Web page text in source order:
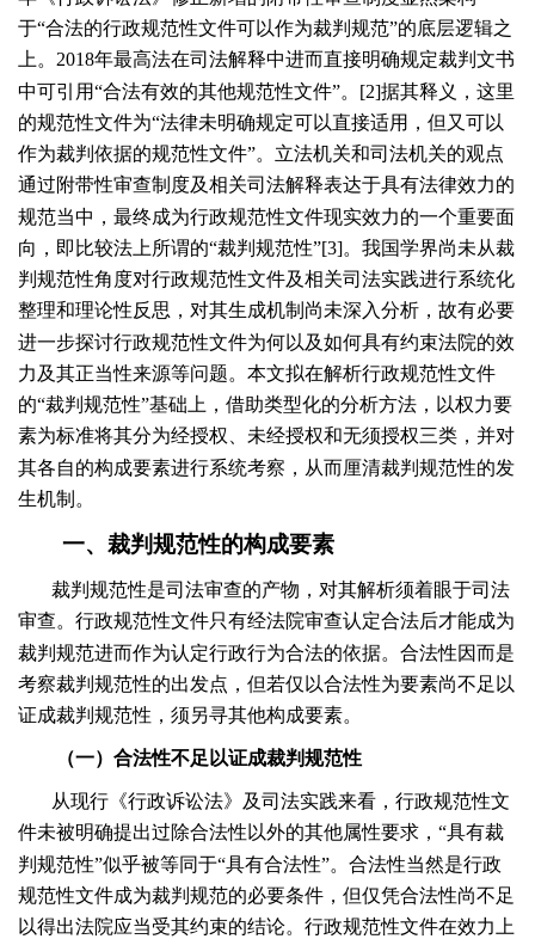
于“合法的行政规范性文件可以作为裁判规范”的底层逻辑之
上。 2018年最高法在司法解释中进而直接明确规定裁判文书
中可引用“合法有效的其他规范性文件”。[2]据其释义，这里
的规范性文件为“法律未明确规定可以直接适用，但又可以
作为裁判依据的规范性文件”。立法机关和司法机关的观点
通过附带性审查制度及相关司法解释表达于具有法律效力的
规范当中，最终成为行政规范性文件现实效力的一个重要面
向，即比较法上所谓的“裁判规范性”[3]。我国学界尚未从裁
判规范性角度对行政规范性文件及相关司法实践进行系统化
整理和理论性反思，对其生成机制尚未深入分析，故有必要
进一步探讨行政规范性文件为何以及如何具有约束法院的效
力及其正当性来源等问题。本文拟在解析行政规范性文件
的“裁判规范性”基础上，借助类型化的分析方法，以权力要
素为标准将其分为经授权、未经授权和无须授权三类，并对
其各自的构成要素进行系统考察，从而厘清裁判规范性的发
生机制。
一、裁判规范性的构成要素
裁判规范性是司法审查的产物，对其解析须着眼于司法
审查。行政规范性文件只有经法院审查认定合法后才能成为
裁判规范进而作为认定行政行为合法的依据。合法性因而是
考察裁判规范性的出发点，但若仅以合法性为要素尚不足以
证成裁判规范性，须另寻其他构成要素。
（一）合法性不足以证成裁判规范性
从现行《行政诉讼法》及司法实践来看，行政规范性文
件未被明确提出过除合法性以外的其他属性要求，“具有裁
判规范性”似乎被等同于“具有合法性”。合法性当然是行政
规范性文件成为裁判规范的必要条件，但仅凭合法性尚不足
以得出法院应当受其约束的结论。行政规范性文件在效力上